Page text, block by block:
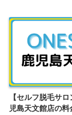
【セルフ脱毛サ
児島天文館店の